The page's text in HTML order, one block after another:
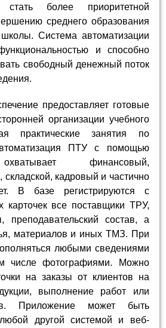
более приоритетной
среднего образования
Система автоматизации
и способно
свободный денежный поток
предоставляет готовые
организации учебного
практические занятия по
ПТУ с помощью
финансовый,
складской, кадровый и частично
В базе регистрируются с
карточек все поставщики ТРУ,
преподавательский состав, а
материалов и иных ТМЗ. При
любыми сведениями
числе фотографиями. Можно
на заказы от клиентов на
выполнение работ или
Приложение может быть
другой системой и веб-